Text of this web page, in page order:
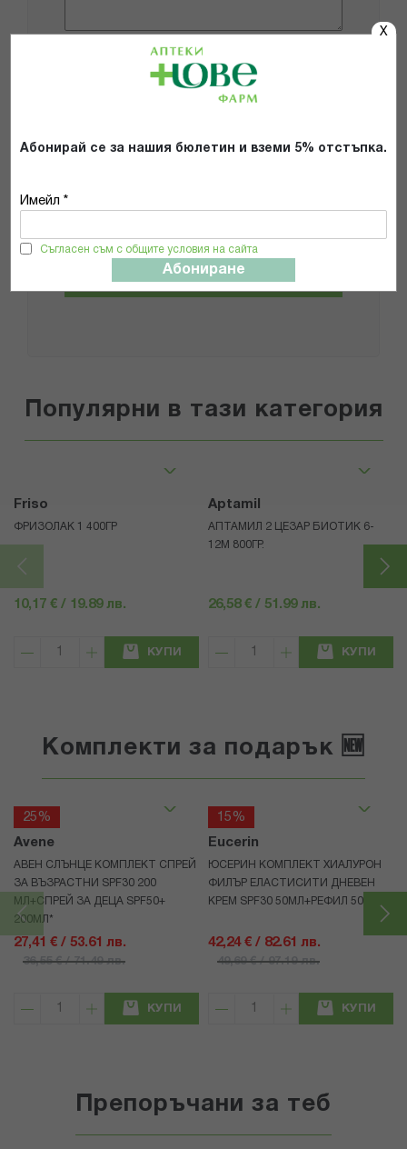
X
Абонирай се за нашия бюлетин и вземи 5% отстъпка.
Имейл *
Съгласен съм с общите условия на сайта
Абониране
Добави снимки
Препоръчвам продукта
Общите условия и политиката за
поверителност *
ИЗПРАТИ
Популярни в тази категория
Friso
ФРИЗОЛАК 1 400ГР
10,17 € / 19.89 лв.
КУПИ
Aptamil
АПТАМИЛ 2 ЦЕЗАР БИОТИК 6-
12М 800ГР.
26,58 € / 51.99 лв.
КУПИ
Комплекти за подарък 🆕
25%
Avene
АВЕН СЛЪНЦЕ КОМПЛЕКТ СПРЕЙ
ЗА ВЪЗРАСТНИ SPF30 200
МЛ+СПРЕЙ ЗА ДЕЦА SPF50+
200МЛ*
27,41 € / 53.61 лв.
36,55 € / 71.49 лв.
КУПИ
15%
Eucerin
ЮСЕРИН КОМПЛЕКТ ХИАЛУРОН
ФИЛЪР ЕЛАСТИСИТИ ДНЕВЕН
КРЕМ SPF30 50МЛ+РЕФИЛ 50МЛ
42,24 € / 82.61 лв.
49,69 € / 97.19 лв.
КУПИ
Препоръчани за теб